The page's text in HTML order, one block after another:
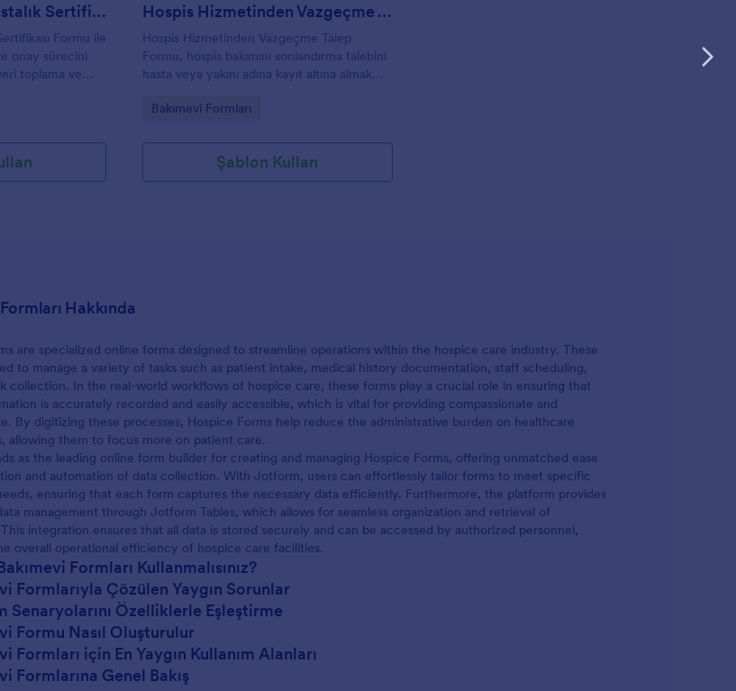
Hospis Terminal Hastalık Sertifikası Formu
Formu ile
onay sürecini
toplama ve
yönetin.
Hospis Hizmetinden Vazgeçme Talep Formu
Hospis Hizmetinden Vazgeçme Talep
Formu, hospis bakımını sonlandırma talebini
hasta veya yakını adına kayıt altına almak
Şablonları arasında yer alan pratik bir veri
Go to Category:
Bakımevi Formları
Şablon Kullan
Hakkında
are specialized online forms designed to streamline operations within the hospice care industry. These
to manage a variety of tasks such as patient intake, medical history documentation, staff scheduling,
collection. In the real-world workflows of hospice care, these forms play a crucial role in ensuring that
is accurately recorded and easily accessible, which is vital for providing compassionate and
By digitizing these processes, Hospice Forms help reduce the administrative burden on healthcare
allowing them to focus more on patient care.
as the leading online form builder for creating and managing Hospice Forms, offering unmatched ease
and automation of data collection. With Jotform, users can effortlessly tailor forms to meet specific
ensuring that each form captures the necessary data efficiently. Furthermore, the platform provides
management through Jotform Tables, which allows for seamless organization and retrieval of
integration ensures that all data is stored securely and can be accessed by authorized personnel,
overall operational efficiency of hospice care facilities.
Formları Kullanmalısınız?
Formlarıyla Çözülen Yaygın Sorunlar
Senaryolarını Özelliklerle Eşleştirme
Formu Nasıl Oluşturulur
Formları için En Yaygın Kullanım Alanları
İçin
Formlarına Genel Bakış